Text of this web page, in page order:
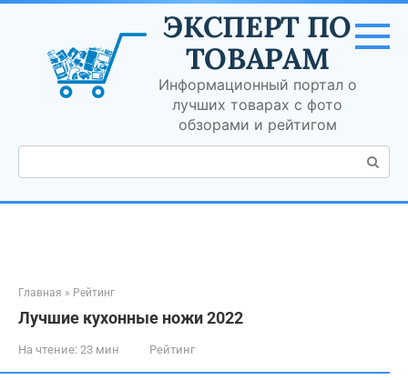
Перейти
контенту
ЭКСПЕРТ ПО
ТОВАРАМ
Информационный портал о
лучших товарах с фото
обзорами и рейтигом
Поиск:
Главная » Рейтинг
Лучшие кухонные ножи 2022
На чтение: 23 мин Рейтинг